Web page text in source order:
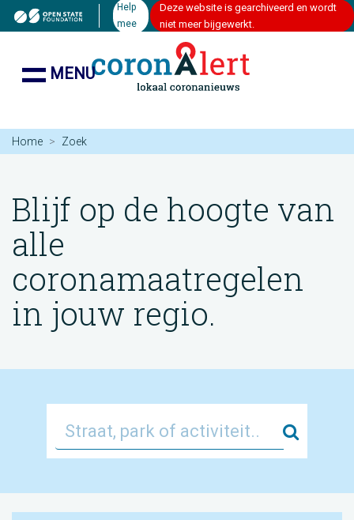
Help
mee
Deze website is gearchiveerd en wordt
niet meer bijgewerkt.
MENU
Home Zoek
Blijf op de hoogte van
alle
coronamaatregelen
in jouw regio.
Zoek